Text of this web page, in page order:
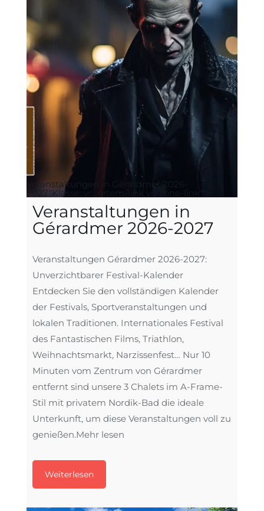
Veranstaltungen in Gérardmer 2026-
2027"Klasse: vc_gitem-link vc-zone-link" >
Veranstaltungen in
Gérardmer 2026-2027
Veranstaltungen Gérardmer 2026-2027:
Unverzichtbarer Festival-Kalender
Entdecken Sie den vollständigen Kalender
der Festivals, Sportveranstaltungen und
lokalen Traditionen. Internationales Festival
des Fantastischen Films, Triathlon,
Weihnachtsmarkt, Narzissenfest… Nur 10
Minuten vom Zentrum von Gérardmer
entfernt sind unsere 3 Chalets im A-Frame-
Stil mit privatem Nordik-Bad die ideale
Unterkunft, um diese Veranstaltungen voll zu
genießen.Mehr lesen
Weiterlesen